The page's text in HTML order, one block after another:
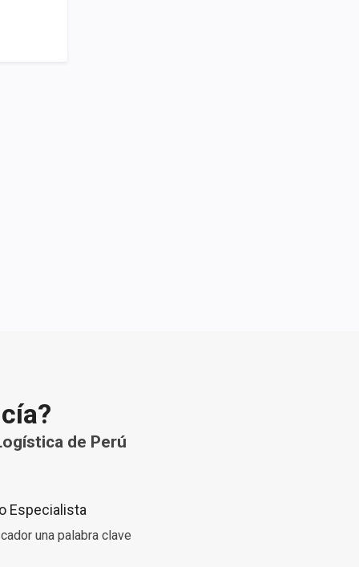
de Perú
Especialista
una palabra clave